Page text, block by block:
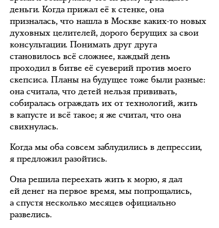
деньги. Когда прижал её к стенке, она
призналась, что нашла в Москве каких-то новых
духовных целителей, дорого берущих за свои
консультации. Понимать друг друга
становилось всё сложнее, каждый день
проходил в битве её суеверий против моего
скепсиса. Планы на будущее тоже были разные:
она считала, что детей нельзя прививать,
собиралась ограждать их от технологий, жить
в капусте и всё такое; я же считал, что она
свихнулась.
Когда мы оба совсем заблудились в депрессии,
я предложил разойтись.
Она решила переехать жить к морю, я дал
ей денег на первое время, мы попрощались,
а спустя несколько месяцев официально
развелись.